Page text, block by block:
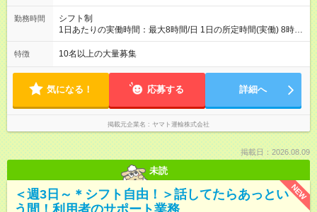
勤務時間
シフト制
1日あたりの実働時間：最大8時間/日 1日の所定時間(実働) 8時
間 週所定40時間 月間所定時間 165時間（残業時間25時間程
度） 年間所定時間 1，976時間（残業時間300時間程度） 【シ
勤務交番表(シフト制／15日締め)により定める ※法定労働時間に
よる管理
特徴 10名以上の大量募集
気になる！ 応募する 詳細へ
掲載元企業名 ヤマト運輸株式会社
掲載日：2026.08.09
未読
NEW
＜週3日～＊シフト自由！＞話してたらあっとい
う間！利用者のサポート業務